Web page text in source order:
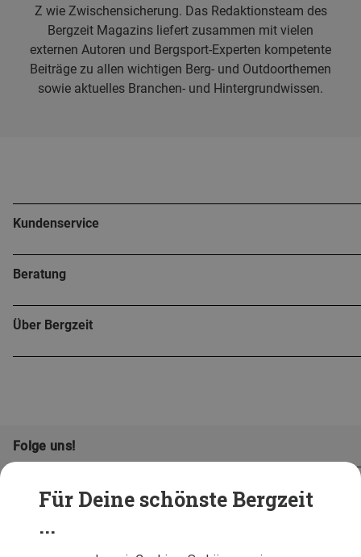
Für Deine schönste Bergzeit
...
Z wie Zwischensicherung. Das Redaktionsteam des
Bergzeit Magazins liefert zusammen mit vielen
externen Autoren und Bergsport-Experten kompetente
Beiträge zu allen wichtigen Berg- und Outdoorthemen
sowie aktuelles Branchen- und Hintergrundwissen.
Kundenservice
Beratung
Über Bergzeit
Folge uns!